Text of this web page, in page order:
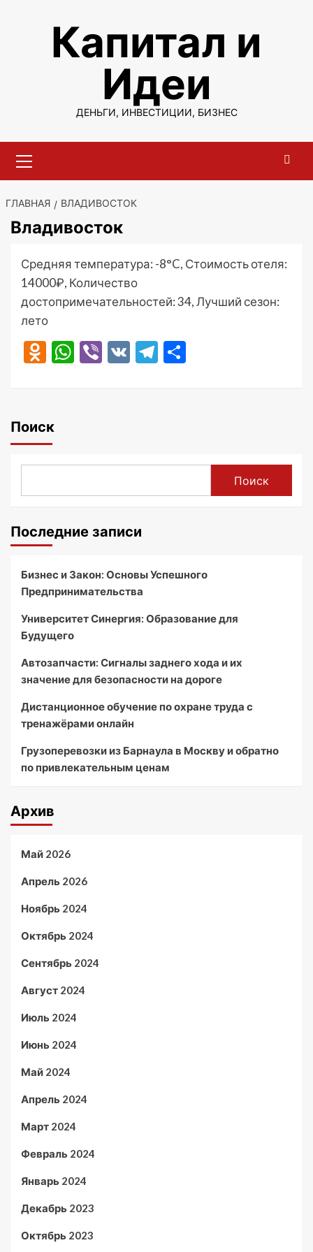
содержимомуКапитал и
Идеи
ДЕНЬГИ, ИНВЕСТИЦИИ, БИЗНЕС
меню
ГЛАВНАЯ ВЛАДИВОСТОК
Владивосток
Средняя температура: -8°C, Стоимость отеля:
14000₽, Количество
достопримечательностей: 34, Лучший сезон:
лето
Odnoklassniki
WhatsApp
Viber
VK Telegram
Поиск
Поиск
Последние записи
Бизнес и Закон: Основы Успешного
Предпринимательства
Университет Синергия: Образование для
Будущего
Автозапчасти: Сигналы заднего хода и их
значение для безопасности на дороге
Дистанционное обучение по охране труда с
тренажёрами онлайн
Грузоперевозки из Барнаула в Москву и обратно
по привлекательным ценам
Архив
Май 2026
Апрель 2026
Ноябрь 2024
Октябрь 2024
Сентябрь 2024
Август 2024
Июль 2024
Июнь 2024
Май 2024
Апрель 2024
Март 2024
Февраль 2024
Январь 2024
Декабрь 2023
Октябрь 2023